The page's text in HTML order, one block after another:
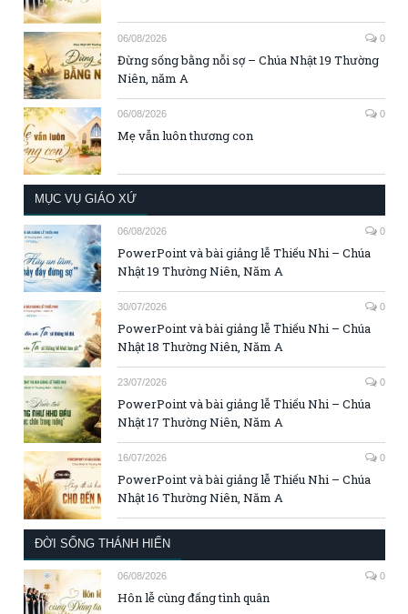
06/08/2026 0
Đừng sống bằng nỗi sợ – Chúa Nhật 19 Thường
Niên, năm A
06/08/2026 0
Mẹ vẫn luôn thương con
MỤC VỤ GIÁO XỨ
06/08/2026 0
PowerPoint và bài giảng lễ Thiếu Nhi – Chúa
Nhật 19 Thường Niên, Năm A
30/07/2026 0
PowerPoint và bài giảng lễ Thiếu Nhi – Chúa
Nhật 18 Thường Niên, Năm A
23/07/2026 0
PowerPoint và bài giảng lễ Thiếu Nhi – Chúa
Nhật 17 Thường Niên, Năm A
16/07/2026 0
PowerPoint và bài giảng lễ Thiếu Nhi – Chúa
Nhật 16 Thường Niên, Năm A
ĐỜI SỐNG THÁNH HIẾN
06/08/2026 0
Hôn lễ cùng đấng tình quân